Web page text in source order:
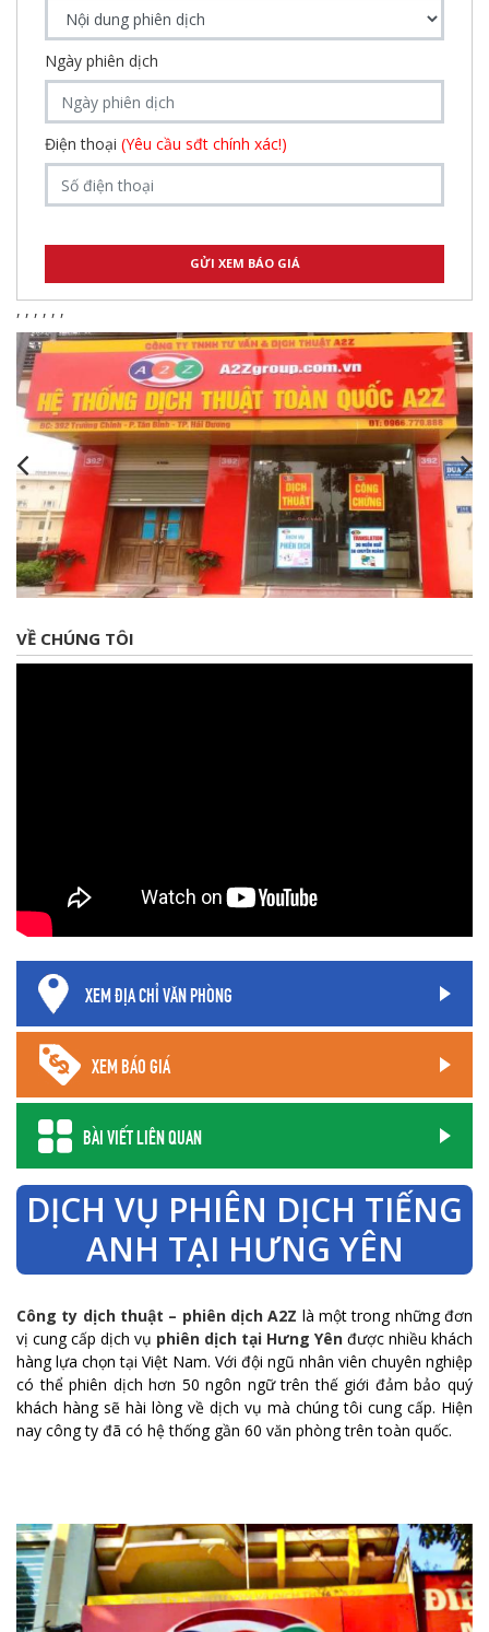
Ngày phiên dịch
Điện thoại (Yêu cầu sđt chính xác!)
, , , , , ,
VỀ CHÚNG TÔI
XEM ĐỊA CHỈ VĂN PHÒNG
XEM BÁO GIÁ
BÀI VIẾT LIÊN QUAN
DỊCH VỤ PHIÊN DỊCH TIẾNG
ANH TẠI HƯNG YÊN
Công ty dịch thuật – phiên dịch A2Z là một trong những đơn
vị cung cấp dịch vụ phiên dịch tại Hưng Yên được nhiều khách
hàng lựa chọn tại Việt Nam. Với đội ngũ nhân viên chuyên nghiệp
có thể phiên dịch hơn 50 ngôn ngữ trên thế giới đảm bảo quý
khách hàng sẽ hài lòng về dịch vụ mà chúng tôi cung cấp. Hiện
nay công ty đã có hệ thống gần 60 văn phòng trên toàn quốc.